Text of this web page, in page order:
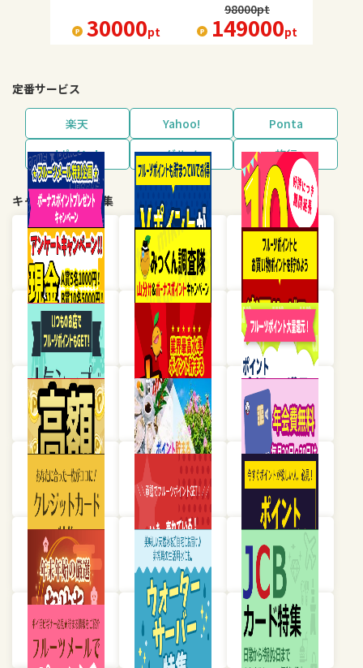
30000pt
98000pt
149000pt
定番サービス
楽天 Yahoo!
Ponta
dポイント
グルメ 旅行
キャンペーン・特集